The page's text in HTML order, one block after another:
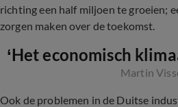
richting een half miljoen te groeien;
zorgen maken over de toekomst.
‘Het economisch
Martin
Ook de problemen in de Duitse